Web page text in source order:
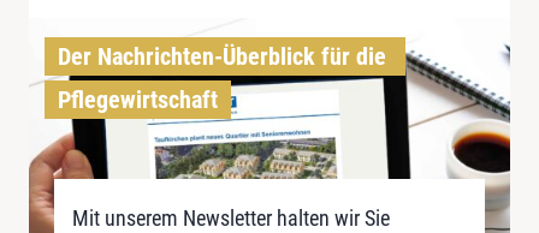
Der Nachrichten-Überblick für die
Pflegewirtschaft
Mit unserem Newsletter halten wir Sie